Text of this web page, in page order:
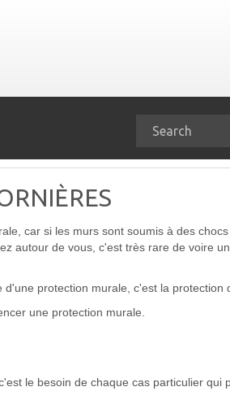
car si les murs sont soumis à des
autour de vous, c'est très rare de voire
protection murale, c'est la protection
une protection murale.
le besoin de chaque cas particulier qui